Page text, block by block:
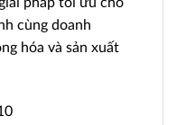
cùng doanh
hóa và sản xuất